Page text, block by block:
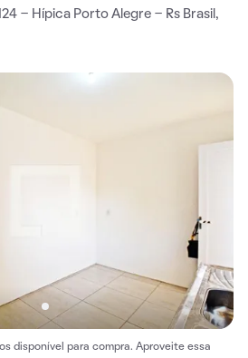
- Hípica Porto Alegre - Rs Brasil,
disponível para compra. Aproveite essa